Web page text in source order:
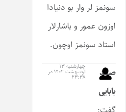
سونمز لر وار بو دنیادا
اوزون عمور و باشارلار
استاد سونمز اوچون.
صمد
بابایی
چهارشنبه ۱۳
اردیبهشت ۱۴۰۲ در
۲۳:۳۸